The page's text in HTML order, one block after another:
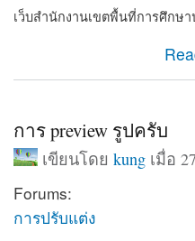
เว็บสำนักงานเขตพื้นที่การศึกษ
การ preview รูปครับ
เขียนโดย kungเมื่อ
Forums:
การปรับแต่ง